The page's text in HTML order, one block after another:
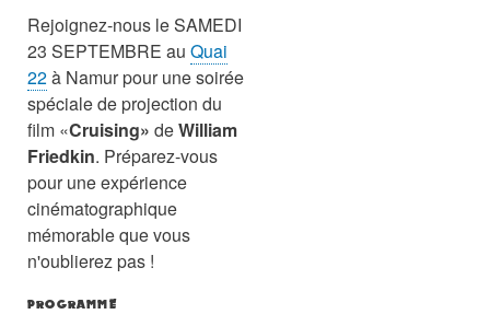
Rejoignez-nous le SAMEDI
23 SEPTEMBRE au Quai
22à Namur pour une soirée
spéciale de projection du
film «Cruising» deWilliam
Friedkin. Préparez-vous
pour une expérience
cinématographique
mémorable que vous
n'oublierez pas !
PROGRAMME